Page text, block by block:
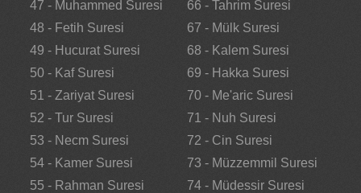
47 - Muhammed Suresi
48 - Fetih Suresi
49 - Hucurat Suresi
50 - Kaf Suresi
51 - Zariyat Suresi
52 - Tur Suresi
53 - Necm Suresi
54 - Kamer Suresi
55 - Rahman Suresi
66 - Tahrim Suresi
67 - Mülk Suresi
68 - Kalem Suresi
69 - Hakka Suresi
70 - Me'aric Suresi
71 - Nuh Suresi
72 - Cin Suresi
73 - Müzzemmil Suresi
74 - Müdessir Suresi